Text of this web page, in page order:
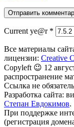
Current ye@r *
Все материалы
лицензии: Creative
Copyleft 😉 12
распространение
Ссылка не
Разработка сайта:
Степан Евдокимов.
При поддержке
(регистрация